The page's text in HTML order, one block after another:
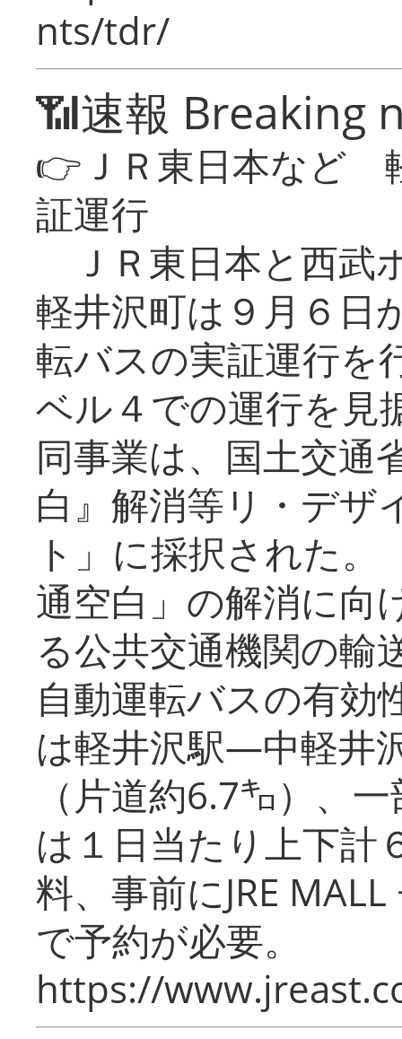
nts/tdr/
📶速報 Breaking
👉ＪＲ東日本など
証運行
ＪＲ東日本と西武
軽井沢町は９月６日
転バスの実証運行を
ベル４での運行を見
同事業は、国土交通
白』解消等リ・デザ
ト」に採択された
通空白」の解消に向
る公共交通機関の輸
自動運転バスの有効
は軽井沢駅―中軽井
（片道約6.7㌔）、
は１日当たり上下計
料、事前にJRE
で予約が必要。
https://